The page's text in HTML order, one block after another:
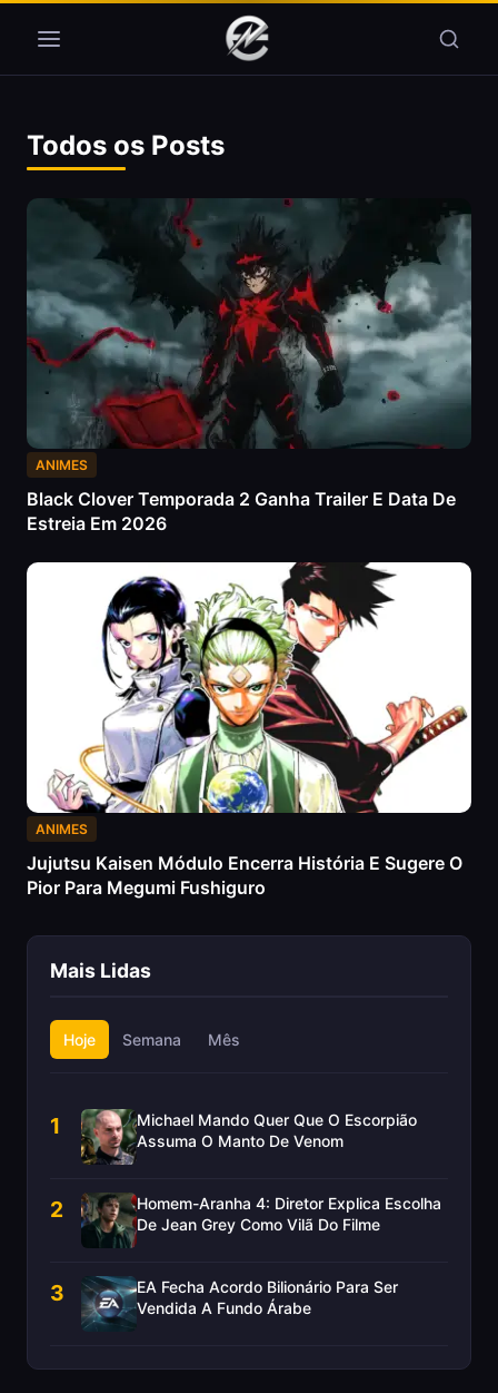
Todos os Posts
ANIMES
Black Clover Temporada 2 Ganha Trailer E Data De
Estreia Em 2026
ANIMES
Jujutsu Kaisen Módulo Encerra História E Sugere O
Pior Para Megumi Fushiguro
Mais Lidas
Hoje Semana Mês
1
Michael Mando Quer Que O Escorpião
Assuma O Manto De Venom
2
Homem-Aranha 4: Diretor Explica Escolha
De Jean Grey Como Vilã Do Filme
3
EA Fecha Acordo Bilionário Para Ser
Vendida A Fundo Árabe